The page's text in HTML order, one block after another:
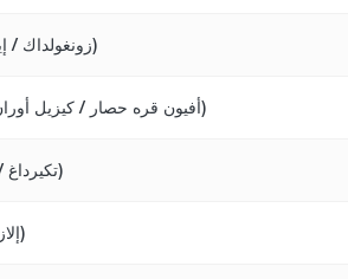
(زونغولداك / إيريغيلي)
(أفيون قره حصار / كيزيل أوران)
(تكيرداغ / صراي)
(إلازغ)